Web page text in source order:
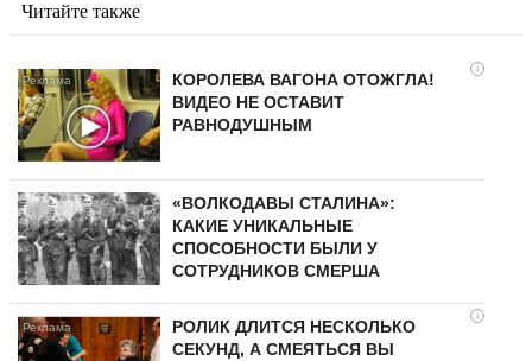
Читайте также
i
КОРОЛЕВА ВАГОНА ОТОЖГЛА!
ВИДЕО НЕ ОСТАВИТ
РАВНОДУШНЫМ
«ВОЛКОДАВЫ СТАЛИНА»:
КАКИЕ УНИКАЛЬНЫЕ
СПОСОБНОСТИ БЫЛИ У
СОТРУДНИКОВ СМЕРША
i
РОЛИК ДЛИТСЯ НЕСКОЛЬКО
СЕКУНД, А СМЕЯТЬСЯ ВЫ